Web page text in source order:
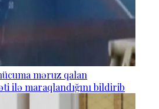
məruz qalan
ilə maraqlandığını bildirib